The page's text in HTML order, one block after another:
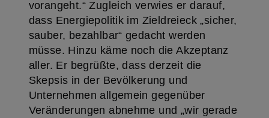
vorangeht.“ Zugleich verwies er darauf,
dass Energiepolitik im Zieldreieck „sicher,
sauber, bezahlbar“ gedacht werden
müsse. Hinzu käme noch die Akzeptanz
aller. Er begrüßte, dass derzeit die
Skepsis in der Bevölkerung und
Unternehmen allgemein gegenüber
Veränderungen abnehme und „wir gerade